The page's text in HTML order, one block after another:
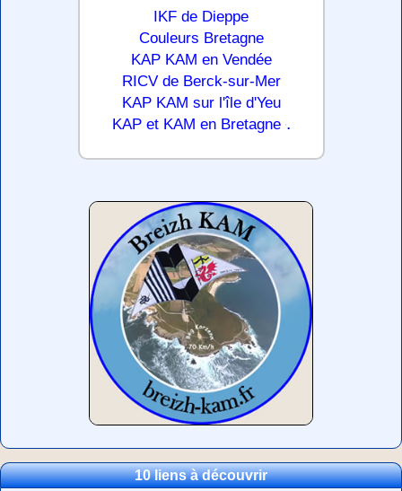
IKF de Dieppe
Couleurs Bretagne
KAP KAM en Vendée
RICV de Berck-sur-Mer
KAP KAM sur l'île d'Yeu
KAP et KAM en Bretagne .
10 liens à découvrir